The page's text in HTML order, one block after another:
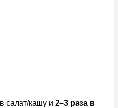
в салат/кашу и 2–3 раза в